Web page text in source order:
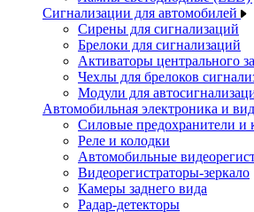
Сигнализации для автомобилей
Сирены для сигнализаций
Брелоки для сигнализаций
Активаторы центрального
Чехлы для брелоков
Модули для
Автомобильная электроника и
Силовые предохранители и
Реле и колодки
Автомобильные
Видеорегистраторы-зеркало
Камеры заднего вида
Радар-детекторы